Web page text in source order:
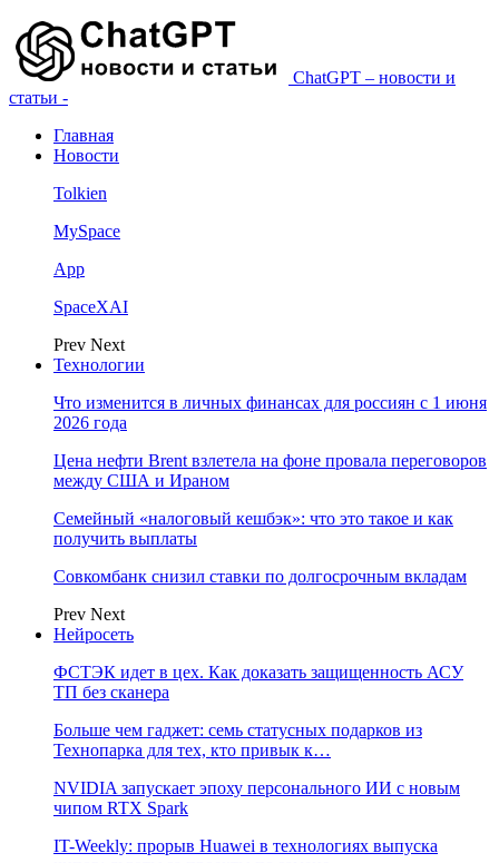
ChatGPT – новости и
статьи -
Главная
Новости
Tolkien
MySpace
App
SpaceXAI
Prev Next
Технологии
Что изменится в личных финансах для россиян с 1 июня
2026 года
Цена нефти Brent взлетела на фоне провала переговоров
между США и Ираном
Семейный «налоговый кешбэк»: что это такое и как
получить выплаты
Совкомбанк снизил ставки по долгосрочным вкладам
Prev Next
Нейросеть
ФСТЭК идет в цех. Как доказать защищенность АСУ
ТП без сканера
Больше чем гаджет: семь статусных подарков из
Технопарка для тех, кто привык к…
NVIDIA запускает эпоху персонального ИИ с новым
чипом RTX Spark
IT-Weekly: прорыв Huawei в технологиях выпуска